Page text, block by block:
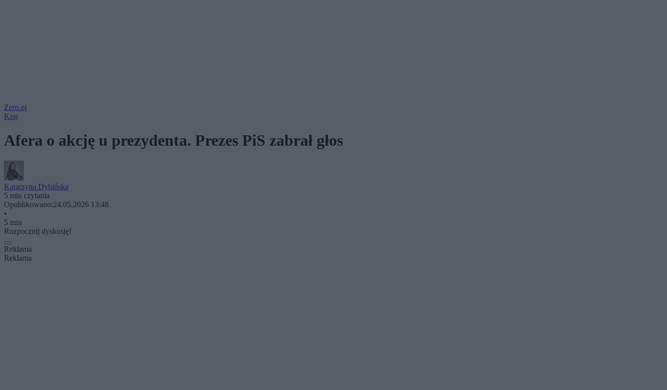
Zero.pl
Kraj
Afera o akcję u prezydenta. Prezes PiS zabrał głos
Katarzyna Dybińska
5 min czytania
Opublikowano:24.05.2026 13:48
•
5 min
Rozpocznij dyskusję!
Reklama
Reklama